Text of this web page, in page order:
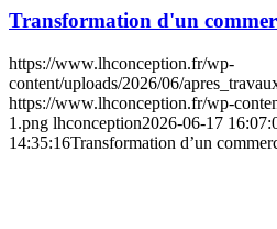
Transformation d'un
https://www.lhconception.fr/wp-
content/uploads/2026/06/
https://www.lhconception.fr/wp-
1.png lhconception2026-06-17
14:35:16Transformation d’un